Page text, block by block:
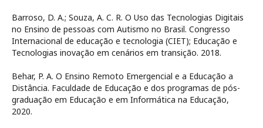
Barroso, D. A.; Souza, A. C. R. O Uso das Tecnologias Digitais
no Ensino de pessoas com Autismo no Brasil. Congresso
Internacional de educação e tecnologia (CIET); Educação e
Tecnologias inovação em cenários em transição. 2018.
Behar, P. A. O Ensino Remoto Emergencial e a Educação a
Distância. Faculdade de Educação e dos programas de pós-
graduação em Educação e em Informática na Educação,
2020.